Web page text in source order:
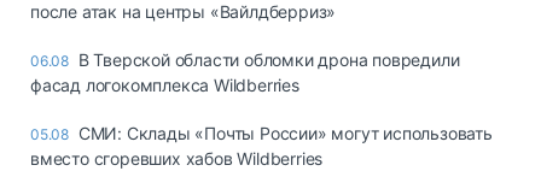
после атак на центры «Вайлдберриз»
06.08 В Тверской области обломки дрона повредили
фасад логокомплекса Wildberries
05.08 СМИ: Склады «Почты России» могут использовать
вместо сгоревших хабов Wildberries